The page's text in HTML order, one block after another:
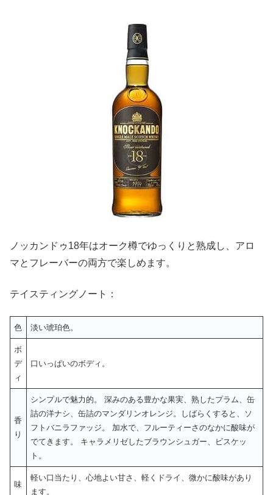
ノッカンドゥ18年はオーク樽でゆっくりと熟成し、アロ
マとフレーバーの両方で楽しめます。
テイスティングノート：
色 淡い琥珀色。
ボ
デ
ィ
口いっぱいのボディ。
香
り
シンプルで魅力的。 深みのある豊かな果実、熟したプラム、缶
詰の洋ナシ、缶詰のマンダリンオレンジ。しばらくすると、ソ
フトバニラファッジ。 加水で、フルーティーさのなかに酸味が
でてきます。 キャラメリゼしたブラウンシュガー、ビスケッ
ト。
味
軽い口当たり、心地よい甘さ、軽くドライ、微かに酸味があり
ます。